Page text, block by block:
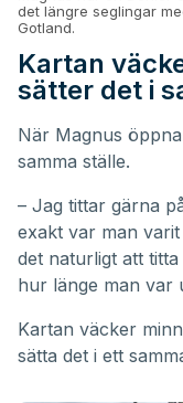
det längre seglingar
Gotland.
Kartan
sätter det i
När Magnus
samma ställe.
– Jag tittar gärna
exakt var man
det naturligt att
hur länge man var
Kartan väcker
sätta det i ett